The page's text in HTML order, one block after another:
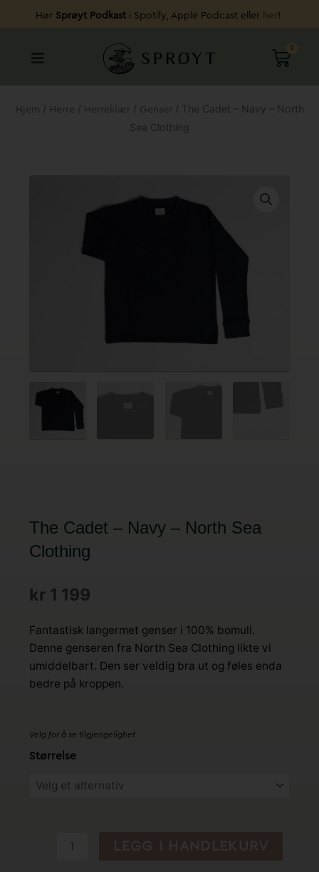
innholdet
Hør Sprøyt Podkast i Spotify, Apple Podcast eller her!
0
Hjem / Herre / Herreklær/ Genser/ The Cadet – Navy – North
Sea Clothing
The Cadet – Navy – North Sea
Clothing
kr 1 199
Fantastisk langermet genser i 100% bomull.
Denne genseren fra North Sea Clothing likte vi
umiddelbart. Den ser veldig bra ut og føles enda
bedre på kroppen.
Velg for å se tilgjengelighet
Størrelse
The